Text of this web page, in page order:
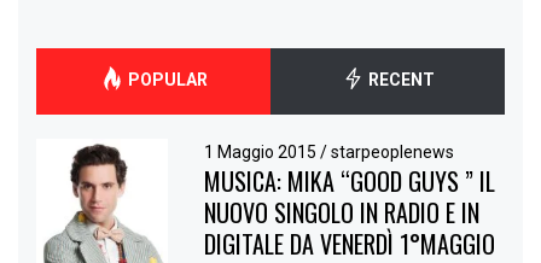
POPULAR RECENT
1 Maggio 2015/ starpeoplenews
MUSICA: MIKA “GOOD GUYS ” IL
NUOVO SINGOLO IN RADIO E IN
DIGITALE DA VENERDÌ 1°MAGGIO